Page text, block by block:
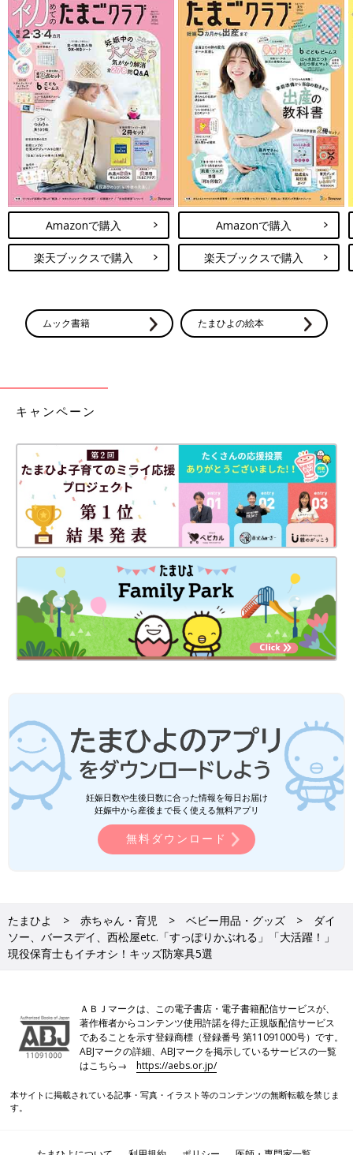
出典：Instagramアカウント「miffy_y_h」
風の強い日や自転車に乗る時など、耳が風にさらされて冷たくな
ってしまいますね。そんな時には耳当てがおすすめ。好きなキャ
ラクターなどお気に入りの耳あてを見つけて、耳もしっかり守っ
てあげたいですね！
子どものマフラーは装着が簡単で安心の差し込みタ
イプがおすすめ！
出典：Instagramアカウント「coco_days」
首元があいていると、より寒さを感じやすいもの。ぐるぐると巻
きつけるタイプのマフラーは、遊ぶ時に邪魔になったり遊具など
に引っ掛かって首がしまったりする心配もありますね。mariさん
が購入した西松屋のマフラーのように、短めの差し込みタイプな
ら子どもでも安心して使うことができますよ。
ぎ」元子ども服販売員ライターおすすめ
★淡色アイテム5選
プチプラブランドの西松屋、バースデイ、しま
むらでは、秋っぽアイテムがたくさん販売され
ています。なかでも特におすすめなのが、ベー
ジュやホワイトを基調とした「淡色アイテ
ム」。そこで今回は元子ども服販売員ライター
が、秋っぽさ満開の淡色アイテムを集めまし
た！秋コーデのポイントや、アイテムの魅力も
お伝えします♪
あったかアイテムは早めの用意がおすすめ！
今回は、おすすめの子ども用防寒具を紹介しました。元気いっぱ
い遊ぶ子どもにとって、遊びの邪魔になるものは身に付けてくれ
寒くなって売り切れる前に、お気に入りの防寒具を見つけてみて
くださいね。
(文・相葉)
保育一筋20数年。現在は小5・小1男児の子育てに奮闘しながら
パート保育士として小規模園に勤務し、かわいい乳児さんたちに
癒される毎日。とにかくラクして暮らしたいという考えから、超
おおざっぱでズボラな性格ながら「整理収納アドバイザー2級」
を取得。自分も家族もスムーズに暮らせる収納を目指していま
す！
●記事内容でご紹介している投稿、リンク先は、削除される場合
Amazonで購入
楽天ブックスで購入
Amazonで購入
楽天ブックスで購入
ムック書籍 たまひよの絵本
キャンペーン
妊娠日数や生後日数に合った情報を毎日お届け
妊娠中から産後まで長く使える無料アプリ
無料ダウンロード
たまひよ 赤ちゃん・育児 ベビー用品・グッズ
ダイ
ソー、バースデイ、西松屋etc.「すっぽりかぶれる」「大活躍！」
現役保育士もイチオシ！キッズ防寒具5選
ＡＢＪマークは、この電子書店・電子書籍配信サービスが、
著作権者からコンテンツ使用許諾を得た正規版配信サービス
であることを示す登録商標（登録番号 第11091000号）です。
ABJマークの詳細、ABJマークを掲示しているサービスの一覧
はこちら→https://aebs.or.jp/
本サイトに掲載されている記事・写真・イラスト等のコンテンツの無断転載を禁じま
す。